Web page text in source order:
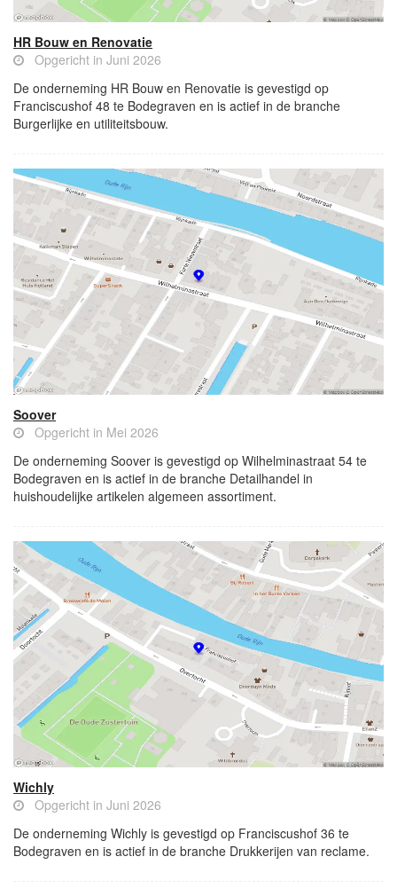
HR Bouw en Renovatie
Opgericht in Juni 2026
De onderneming HR Bouw en Renovatie is gevestigd op
Franciscushof 48 te Bodegraven en is actief in de branche
Burgerlijke en utiliteitsbouw.
Soover
Opgericht in Mei 2026
De onderneming Soover is gevestigd op Wilhelminastraat 54 te
Bodegraven en is actief in de branche Detailhandel in
huishoudelijke artikelen algemeen assortiment.
Wichly
Opgericht in Juni 2026
De onderneming Wichly is gevestigd op Franciscushof 36 te
Bodegraven en is actief in de branche Drukkerijen van reclame.